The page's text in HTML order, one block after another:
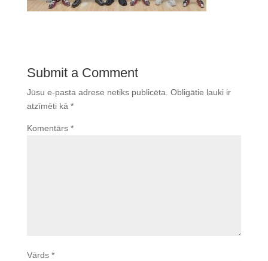
Submit a Comment
Jūsu e-pasta adrese netiks publicēta. Obligātie lauki ir
atzīmēti kā *
Komentārs *
Vārds *